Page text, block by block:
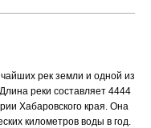
рек земли и одной из
реки составляет 4444
Хабаровского края. Она
километров воды в год.